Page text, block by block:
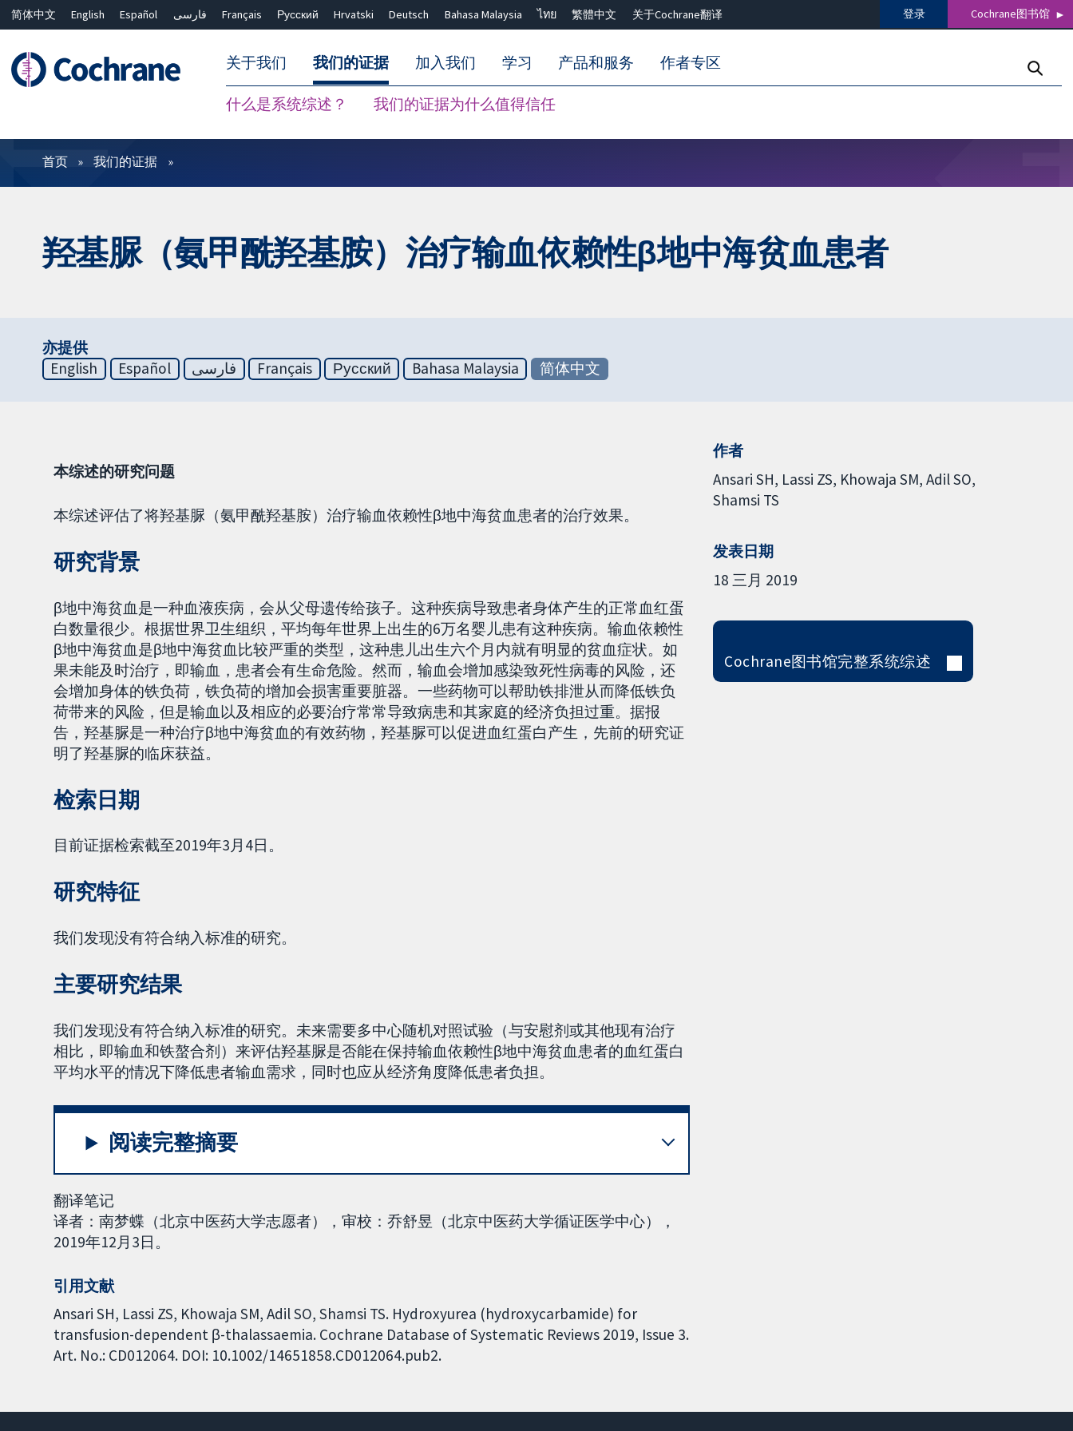
简体中文 English Español فارسی Français Русский Hrvatski Deutsch Bahasa Malaysia ไทย 繁體中文 关于Cochrane翻译 登录 Cochrane图书馆
关于我们 我们的证据
什么是系统综述？ 我们的证据为什么值得信任
加入我们 学习 产品和服务 作者专区
过滤
首页 我们的证据
羟基脲（氨甲酰羟基胺）治疗输血依赖性β地中海贫血患者
亦提供
English
Español فارسی Français Русский Bahasa Malaysia 简体中文
本综述的研究问题
本综述评估了将羟基脲（氨甲酰羟基胺）治疗输血依赖性β地中海贫血患者的治疗效果。
研究背景
β地中海贫血是一种血液疾病，会从父母遗传给孩子。这种疾病导致患者身体产生的正常血红蛋
白数量很少。根据世界卫生组织，平均每年世界上出生的6万名婴儿患有这种疾病。输血依赖性
β地中海贫血是β地中海贫血比较严重的类型，这种患儿出生六个月内就有明显的贫血症状。如
果未能及时治疗，即输血，患者会有生命危险。然而，输血会增加感染致死性病毒的风险，还
会增加身体的铁负荷，铁负荷的增加会损害重要脏器。一些药物可以帮助铁排泄从而降低铁负
荷带来的风险，但是输血以及相应的必要治疗常常导致病患和其家庭的经济负担过重。据报
告，羟基脲是一种治疗β地中海贫血的有效药物，羟基脲可以促进血红蛋白产生，先前的研究证
明了羟基脲的临床获益。
检索日期
目前证据检索截至2019年3月4日。
研究特征
我们发现没有符合纳入标准的研究。
主要研究结果
我们发现没有符合纳入标准的研究。未来需要多中心随机对照试验（与安慰剂或其他现有治疗
相比，即输血和铁螯合剂）来评估羟基脲是否能在保持输血依赖性β地中海贫血患者的血红蛋白
平均水平的情况下降低患者输血需求，同时也应从经济角度降低患者负担。
阅读完整摘要
翻译笔记
译者：南梦蝶（北京中医药大学志愿者），审校：乔舒昱（北京中医药大学循证医学中心），
2019年12月3日。
引用文献
Ansari SH, Lassi ZS, Khowaja SM, Adil SO, Shamsi TS. Hydroxyurea (hydroxycarbamide) for
transfusion-dependent β-thalassaemia. Cochrane Database of Systematic Reviews 2019, Issue 3.
Art. No.: CD012064. DOI: 10.1002/14651858.CD012064.pub2.
作者
Ansari SH Lassi ZS Khowaja SM Adil SO
Shamsi TS
发表日期
18 三月 2019
Cochrane图书馆完整系统综述